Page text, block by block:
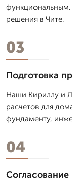
решения в Чите.
03
Подготовка
Наши Кириллу и
расчетов для
фундаменту,
04